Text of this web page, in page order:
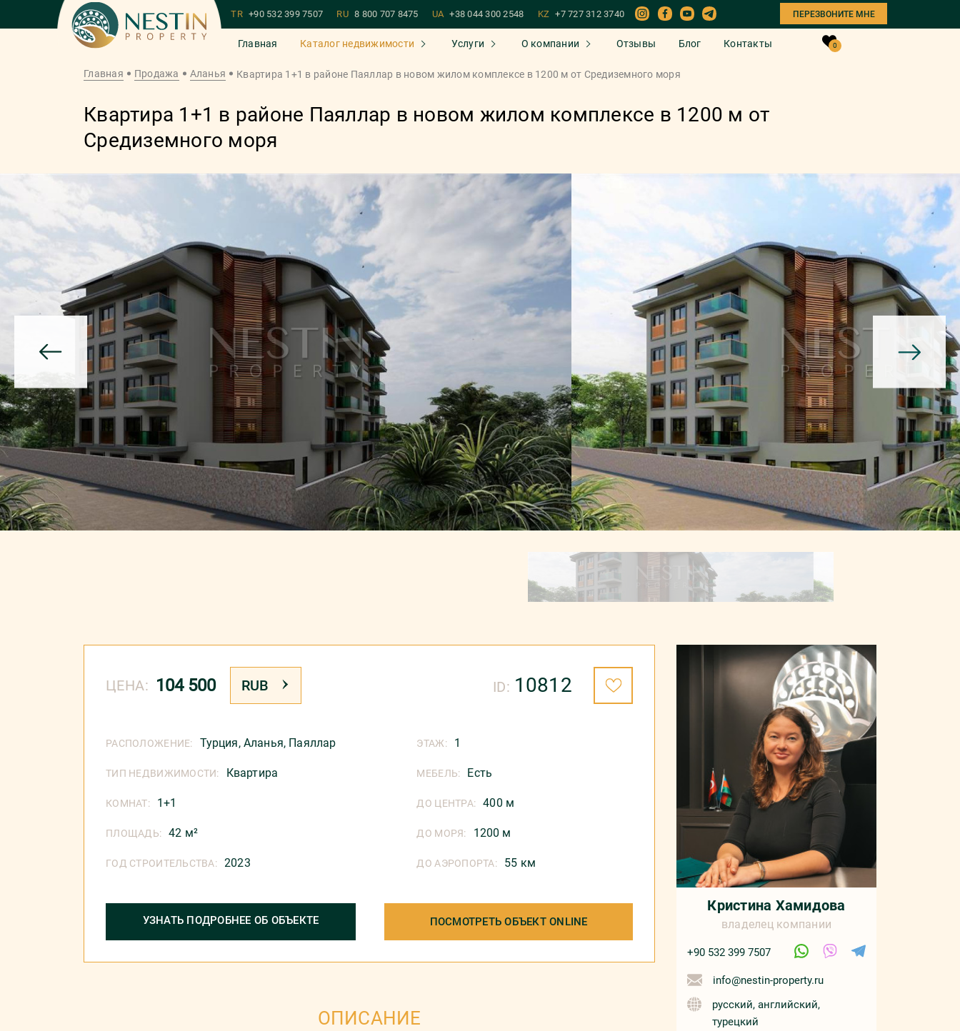
TR +90 532 399 7507 RU 8 800 707 8475 UA +38 044 300 2548 KZ +7 727 312 3740 ПЕРЕЗВОНИТЕ МНЕ
Главная Каталог недвижимости Услуги О компании Отзывы Блог Контакты 0
Главная Продажа Аланья Квартира 1+1 в районе Паяллар в новом жилом комплексе в 1200 м от Средиземного моря
Квартира 1+1 в районе Паяллар в новом жилом комплексе в 1200 м от
Средиземного моря
ЦЕНА: 104 500 RUB ID: 10812
РАСПОЛОЖЕНИЕ: Турция, Аланья, Паяллар ЭТАЖ: 1
ТИП НЕДВИЖИМОСТИ: Квартира МЕБЕЛЬ: Есть
КОМНАТ: 1+1 ДО ЦЕНТРА: 400 м
ПЛОЩАДЬ: 42 м² ДО МОРЯ: 1200 м
ГОД СТРОИТЕЛЬСТВА: 2023 ДО АЭРОПОРТА: 55 км
УЗНАТЬ ПОДРОБНЕЕ ОБ ОБЪЕКТЕ ПОСМОТРЕТЬ ОБЪЕКТ ONLINE
ОПИСАНИЕ
Кристина Хамидова
владелец компании
+90 532 399 7507
info@nestin-property.ru
русский, английский,
турецкий